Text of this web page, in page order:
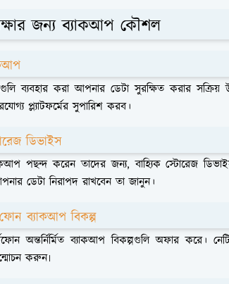
জন্য ব্যাকআপ কৌশল
ব্যবহার করা আপনার ডেটা সুরক্ষিত করার
প্ল্যাটফর্মের সুপারিশ করব।
ডিভাইস
পছন্দ করেন তাদের জন্য, বাহ্যিক স্টোরেজ
ডেটা নিরাপদ রাখবেন তা জানুন।
ফোন ব্যাকআপ বিকল্প
অন্তর্নির্মিত ব্যাকআপ বিকল্পগুলি অফার করে।
করুন৷